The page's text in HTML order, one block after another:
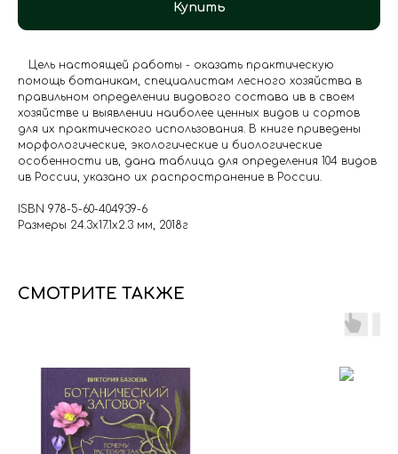
Купить
Цель настоящей работы - оказать практическую
помощь ботаникам, специалистам лесного хозяйства в
правильном определении видового состава ив в своем
хозяйстве и выявлении наиболее ценных видов и сортов
для их практического использования. В книге приведены
морфологические, экологические и биологические
особенности ив, дана таблица для определения 104 видов
ив России, указано их распространение в России.
ISBN 978-5-60-404939-6
Размеры 24.3x17.1x2.3 мм, 2018г
СМОТРИТЕ ТАКЖЕ